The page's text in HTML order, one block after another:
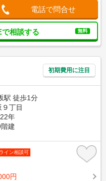
電話で問合せ
相談する 無料
初期費用に注目
駅 徒歩1分
丁目
年
建
イン相談可
円